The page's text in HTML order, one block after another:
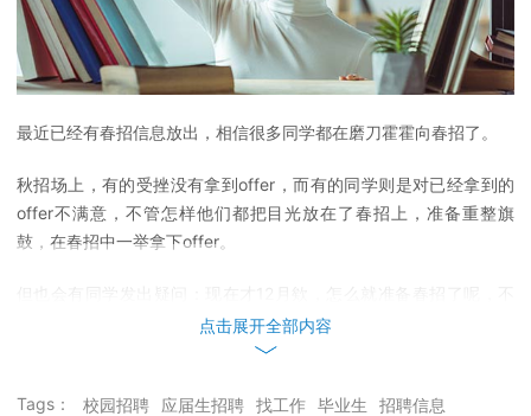
最近已经有春招信息放出，相信很多同学都在磨刀霍霍向春招了。
秋招场上，有的受挫没有拿到offer，而有的同学则是对已经拿到的
offer不满意，不管怎样他们都把目光放在了春招上，准备重整旗
鼓，在春招中一举拿下offer。
招聘岗位，秋招都会提前，难道春招就不会了吗？
点击展开全部内容
Tags： 校园招聘 应届生招聘 找工作 毕业生 招聘信息